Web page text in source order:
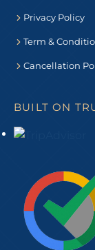
Privacy Policy
Term &
Cancellation
BUILT ON